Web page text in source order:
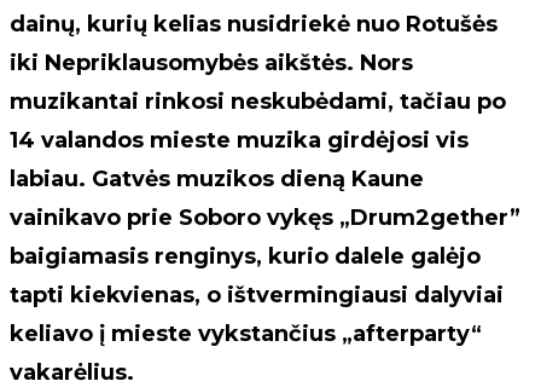
dainų, kurių kelias nusidriekė nuo Rotušės
iki Nepriklausomybės aikštės. Nors
muzikantai rinkosi neskubėdami, tačiau po
14 valandos mieste muzika girdėjosi vis
labiau. Gatvės muzikos dieną Kaune
vainikavo prie Soboro vykęs „Drum2gether”
baigiamasis renginys, kurio dalele galėjo
tapti kiekvienas, o ištvermingiausi dalyviai
keliavo į mieste vykstančius „afterparty“
vakarėlius.